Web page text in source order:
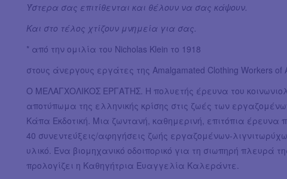
Ύστερα σας επιτίθενται και θέλουν να σας κάψουν.
Και στο τέλος χτίζουν μνημεία για σας.
* από την ομιλία του Nicholas Klein το 1918
στους άνεργους εργάτες της Amalgamated Clothing Workers of
Ο ΜΕΛΑΓΧΟΛΙΚΟΣ ΕΡΓΑΤΗΣ. Η πολυετής έρευνα του
αποτύπωμα της ελληνικής κρίσης στις ζωές των
Κάπα Εκδοτική. Μια ζωντανή, καθημερινή, επιτόπια έρευνα
40 συνεντεύξεις/αφηγήσεις ζωής εργαζομένων-
υλικό. Ένα βιομηχανικό οδοιπορικό για τη σιωπηρή πλευρά
προλογίζει η Καθηγήτρια Ευαγγελία Καλεράντε.